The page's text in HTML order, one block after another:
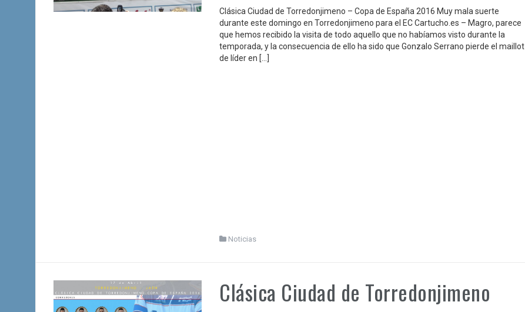
Clásica Ciudad de Torredonjimeno – Copa de España 2016 Muy mala suerte
durante este domingo en Torredonjimeno para el EC Cartucho.es – Magro, parece
que hemos recibido la visita de todo aquello que no habíamos visto durante la
temporada, y la consecuencia de ello ha sido que Gonzalo Serrano pierde el maillot
de líder en […]
Noticias
Clásica Ciudad de Torredonjimeno